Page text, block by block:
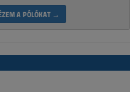
A PÓLÓKAT →